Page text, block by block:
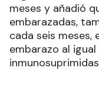
meses y añadió
embarazadas,
cada seis meses,
embarazo al